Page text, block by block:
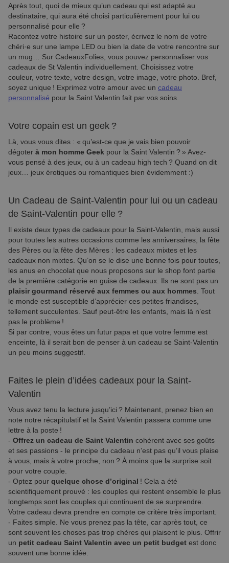
Après tout, quoi de mieux qu’un cadeau qui est adapté au
destinataire, qui aura été choisi particulièrement pour lui ou
personnalisé pour elle ?
Racontez votre histoire sur un poster, écrivez le nom de votre
chéri·e sur une lampe LED ou bien la date de votre rencontre sur
un mug… Sur CadeauxFolies, vous pouvez personnaliser vos
cadeaux de St Valentin individuellement. Choisissez votre
couleur, votre texte, votre design, votre image, votre photo. Bref,
soyez unique ! Exprimez votre amour avec un cadeau
personnalisé pour la Saint Valentin fait par vos soins.
Votre copain est un geek ?
Là, vous vous dites : « qu’est-ce que je vais bien pouvoir
dégoter à mon homme Geek pour la Saint Valentin ? » Avez-
vous pensé à des jeux, ou à un cadeau high tech ? Quand on dit
jeux… jeux érotiques ou romantiques bien évidemment :)
Un Cadeau de Saint-Valentin pour lui ou un cadeau
de Saint-Valentin pour elle ?
Il existe deux types de cadeaux pour la Saint-Valentin, mais aussi
pour toutes les autres occasions comme les anniversaires, la fête
des Pères ou la fête des Mères : les cadeaux mixtes et les
cadeaux non mixtes. Qu’on se le dise une bonne fois pour toutes,
les anus en chocolat que nous proposons sur le shop font partie
de la première catégorie en guise de cadeaux. Ils ne sont pas un
plaisir gourmand réservé aux femmes ou aux hommes . Tout
le monde est susceptible d’apprécier ces petites friandises,
tellement succulentes. Sauf peut-être les enfants, mais là n’est
pas le problème !
Si par contre, vous êtes un futur papa et que votre femme est
enceinte, là il serait bon de penser à un cadeau se Saint-Valentin
un peu moins suggestif.
Faites le plein d’idées cadeaux pour la Saint-
Valentin
Vous avez tenu la lecture jusqu’ici ? Maintenant, prenez bien en
note notre récapitulatif et la Saint Valentin passera comme une
lettre à la poste !
- Offrez un cadeau de Saint Valentin cohérent avec ses goûts
et ses passions - le principe du cadeau n’est pas qu’il vous plaise
à vous, mais à votre proche, non ? À moins que la surprise soit
pour votre couple.
- Optez pour quelque chose d’original ! Cela a été
scientifiquement prouvé : les couples qui restent ensemble le plus
longtemps sont les couples qui continuent de se surprendre.
Votre cadeau devra prendre en compte ce critère très important.
- Faites simple. Ne vous prenez pas la tête, car après tout, ce
sont souvent les choses pas trop chères qui plaisent le plus. Offrir
un petit cadeau Saint Valentin avec un petit budget est donc
souvent une bonne idée.